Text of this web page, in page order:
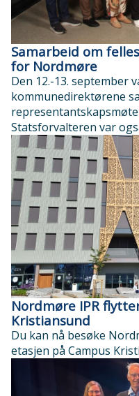
Samarbeid om
for Nordmøre
Den 12.-13. september
kommunedirektørene
representantskapsmøte
Statsforvalteren var
Nordmøre IPR
Kristiansund
Du kan nå besøke
etasjen på Campus